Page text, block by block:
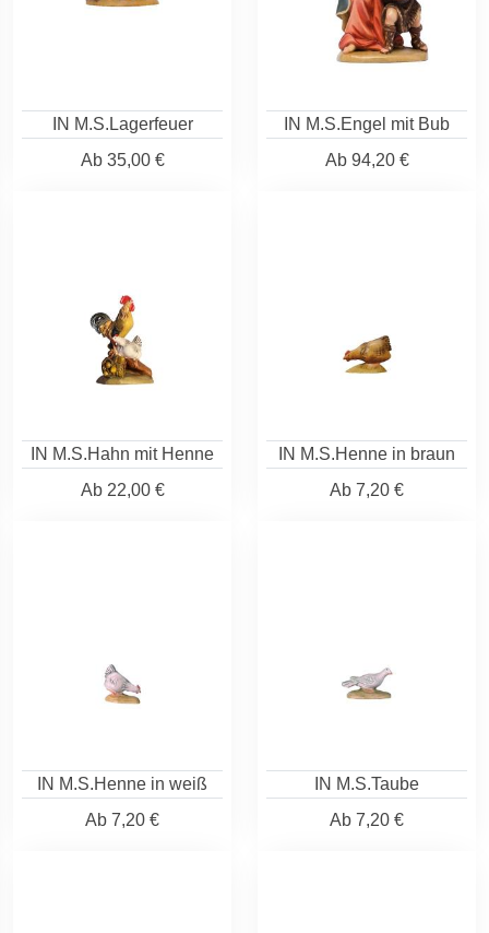
IN M.S.Lagerfeuer
Ab35,00 €
IN M.S.Engel mit Bub
Ab94,20 €
IN M.S.Hahn mit Henne
Ab22,00 €
IN M.S.Henne in braun
Ab 7,20 €
IN M.S.Henne in weiß
Ab 7,20 €
IN M.S.Taube
Ab 7,20 €